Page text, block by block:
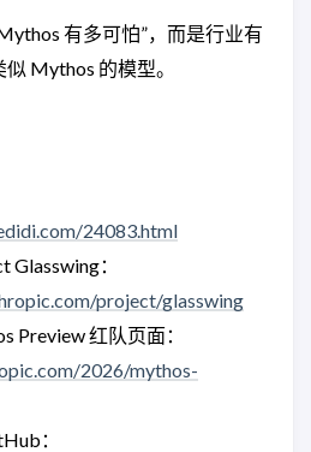
有多可怕”，而是行业有
Mythos 的模型。
24083.html
Glasswing：
project/glasswing
Preview 红队页面：
2026/mythos-
：